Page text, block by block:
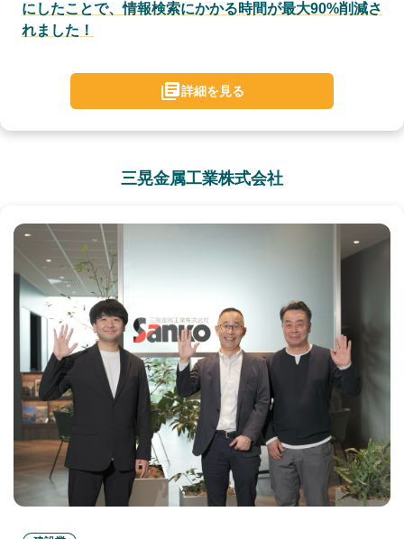
にしたことで、情報検索にかかる時間が最大90%削減さ
れました！
詳細を見る
三晃金属工業株式会社